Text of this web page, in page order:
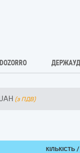
DOZORRO
(з ПДВ)
КІЛЬКІСТЬ /